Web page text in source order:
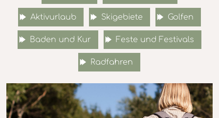
Aktivurlaub Skigebiete Golfen
Baden und Kur Feste und Festivals
Radfahren